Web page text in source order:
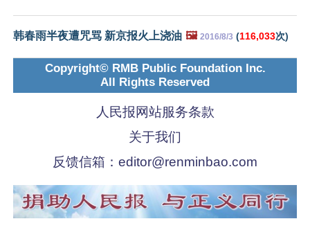
韩春雨半夜遭咒骂 新京报火上浇油 🖼️ 2016/8/3 (116,033次)
Copyright© RMB Public Foundation Inc.
All Rights Reserved
人民报网站服务条款
关于我们
反馈信箱： editor@renminbao.com